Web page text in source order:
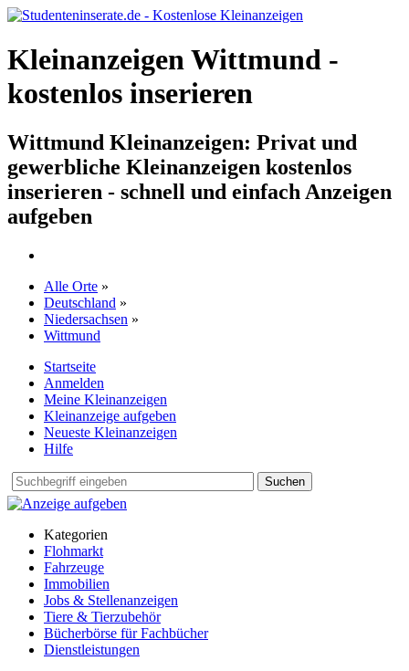
Kleinanzeigen Wittmund -
kostenlos inserieren
Wittmund Kleinanzeigen: Privat und
gewerbliche Kleinanzeigen kostenlos
inserieren - schnell und einfach Anzeigen
aufgeben
Alle Orte »
Deutschland »
Niedersachsen »
Wittmund
Startseite
Anmelden
Meine Kleinanzeigen
Kleinanzeige aufgeben
Neueste Kleinanzeigen
Hilfe
Suchen
Kategorien
Flohmarkt
Fahrzeuge
Immobilien
Jobs & Stellenanzeigen
Tiere & Tierzubehör
Bücherbörse für Fachbücher
Dienstleistungen